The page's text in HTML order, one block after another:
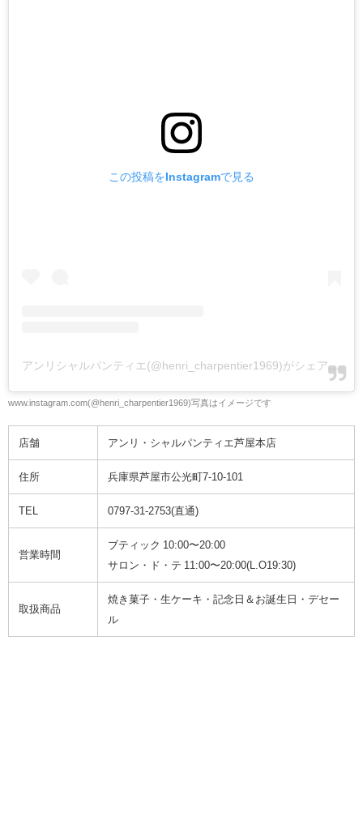
この投稿をInstagramで見る
アンリシャルパンティエ(@henri_charpentier1969)がシェアした投稿
www.instagram.com(@henri_charpentier1969)写真はイメージです
店舗 アンリ・シャルパンティエ芦屋本店
住所 兵庫県芦屋市公光町7-10-101
TEL 0797-31-2753(直通)
営業時間
ブティック 10:00〜20:00
サロン・ド・テ 11:00〜20:00(L.O19:30)
取扱商品
焼き菓子・生ケーキ・記念日＆お誕生日・デセー
ル